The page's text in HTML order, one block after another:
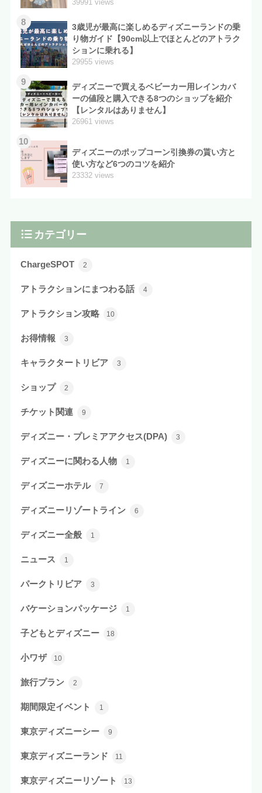
39991 views
8
3歳児が最高に楽しめるディズニーランドの乗
り物ガイド【90cm以上でほとんどのアトラク
ションに乗れる】
29955 views
9
ディズニーで買えるベビーカー用レインカバ
ーの値段と購入できる8つのショップを紹介
【レンタルはありません】
26961 views
10
ディズニーのポップコーン引換券の貰い方と
使い方など6つのコツを紹介
23332 views
カテゴリー
ChargeSPOT 2
アトラクションにまつわる話 4
アトラクション攻略 10
お得情報 3
キャラクタートリビア 3
ショップ 2
チケット関連 9
ディズニー・プレミアアクセス(DPA) 3
ディズニーに関わる人物 1
ディズニーホテル 7
ディズニーリゾートライン 6
ディズニー全般 1
ニュース 1
パークトリビア 3
バケーションパッケージ 1
子どもとディズニー 18
小ワザ 10
旅行プラン 2
期間限定イベント 1
東京ディズニーシー 9
東京ディズニーランド 11
東京ディズニーリゾート 13